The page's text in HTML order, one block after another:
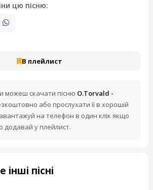
цю пісню:
В плейлист
можеш скачати пісню O.Torvald -
або прослухати її в хорошій
на телефон в один клік якщо
додавай у плейлист.
пісні